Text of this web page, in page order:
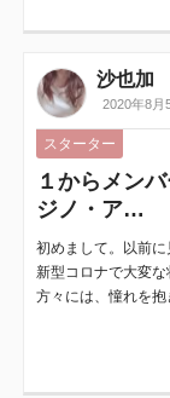
沙也加
2020年8月
スターター
１からメン
ジノ・ア…
初めまして。以前に
新型コロナで大変
方々には、憧れを